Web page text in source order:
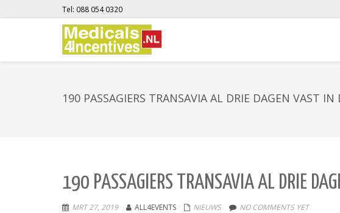
Tel: 088 054 0320
190 PASSAGIERS TRANSAVIA AL DRIE DAGEN VAST IN
190 PASSAGIERS TRANSAVIA AL DRIE
MRT 27, 2019 ALL4EVENTS NIEUWS
NO COMMENTS YET